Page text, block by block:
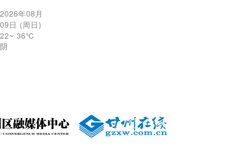
2026年08月
09日 (周日)
22~ 36℃
阴